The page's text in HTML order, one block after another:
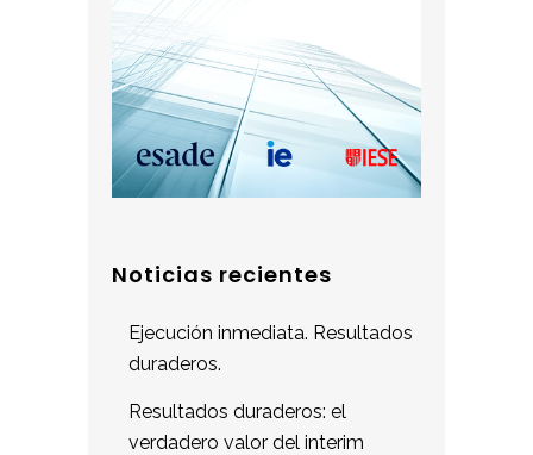
Noticias recientes
Ejecución inmediata. Resultados
duraderos.
Resultados duraderos: el
verdadero valor del interim